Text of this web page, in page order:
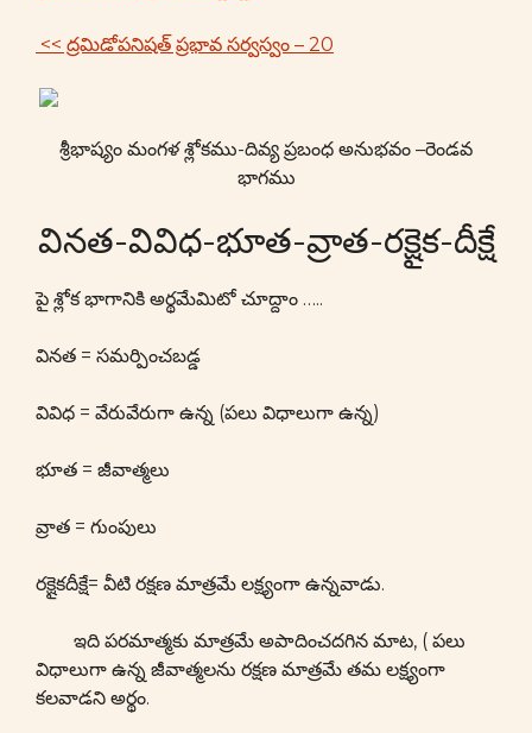
<< ద్రమిడోపనిషత్ ప్రభావ సర్వస్వం – 20
శ్రీభాష్యం మంగళ శ్లోకము-దివ్య ప్రబంధ అనుభవం –రెండవ
భాగము
వినత-వివిధ-భూత-వ్రాత-రక్షైక-దీక్షే
పై శ్లోక భాగానికి అర్థమేమిటో చూద్దాం …..
వినత = సమర్పించబడ్డ
వివిధ = వేరువేరుగా ఉన్న (పలు విధాలుగా ఉన్న)
భూత = జీవాత్మలు
వ్రాత = గుంపులు
రక్షైకదీక్షే= వీటి రక్షణ మాత్రమే లక్ష్యంగా ఉన్నవాడు.
ఇది పరమాత్మకు మాత్రమే అపాదించదగిన మాట, ( పలు
విధాలుగా ఉన్న జీవాత్మలను రక్షణ మాత్రమే తమ లక్ష్యంగా
కలవాడని అర్థం.